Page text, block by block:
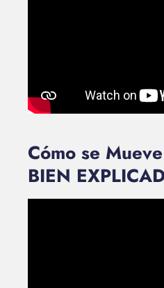
Cómo se
BIEN